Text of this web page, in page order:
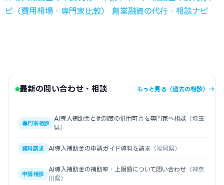
ビ（費用相場・専門家比較）
創業融資の代行・相談ナビ
最新の問い合わせ・相談 もっと見る（過去の相談）→
専門家相談
AI導入補助金と他制度の併用可否を専門家へ相談 （埼玉
県）
資料請求 AI導入補助金の申請ガイド資料を請求 （福岡県）
申請相談
AI導入補助金の補助率・上限額について問い合わせ （神奈
川県）